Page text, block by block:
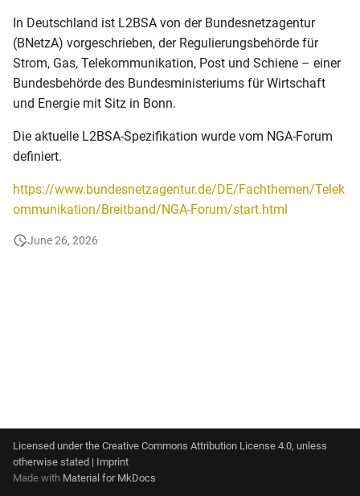
t
a
r
a
r
In Deutschland ist L2BSA von der Bundesnetzagentur
(BNetzA) vorgeschrieben, der Regulierungsbehörde für
Strom, Gas, Telekommunikation, Post und Schiene – einer
Bundesbehörde des Bundesministeriums für Wirtschaft
und Energie mit Sitz in Bonn.
Die aktuelle L2BSA-Spezifikation wurde vom NGA-Forum
definiert.
https://www.bundesnetzagentur.de/DE/Fachthemen/Telek
ommunikation/Breitband/NGA-Forum/start.html
June 26, 2026
Licensed under the Creative Commons Attribution License 4.0, unless
otherwise stated | Imprint
Made with Material for MkDocs